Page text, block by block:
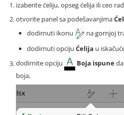
izaberite ćeliju, opseg ćelija ili ceo
otvorite panel sa podešavanjima
dodirnuti ikonu
na gornjoj
dodirnuti opciju Ćelija u
dodirnite opciju
Boja ispune
boja,